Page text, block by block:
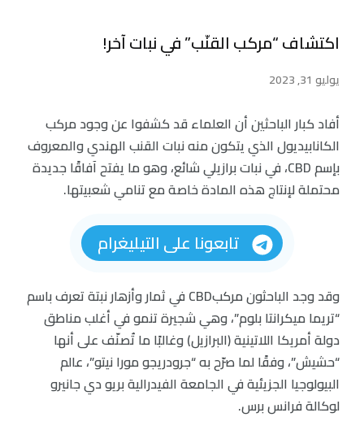
اكتشاف “مركب القنّب” في نبات آخر!
يوليو 31, 2023
أفاد كبار الباحثين أن العلماء قد كشفوا عن وجود مركب
الكانابيديول الذي يتكون منه نبات القنب الهندي والمعروف
بإسم CBD، في نبات برازيلي شائع، وهو ما يفتح آفاقًا جديدة
محتملة لإنتاج هذه المادة خاصة مع تنامي شعبيتها.
تابعونا على التيليغرام
وقد وجد الباحثون مركبCBD في ثمار وأزهار نبتة تعرف باسم
“تريما ميكرانتا بلوم”، وهي شجيرة تنمو في أغلب مناطق
دولة أمريكا اللاتينية (البرازيل) وغالبًا ما تُصنّف على أنها
“حشيش”، وفقًا لما صرّح به “جرودريجو مورا نيتو”، عالم
البيولوجيا الجزيئية في الجامعة الفيدرالية بريو دي جانيرو
لوكالة فرانس برس.